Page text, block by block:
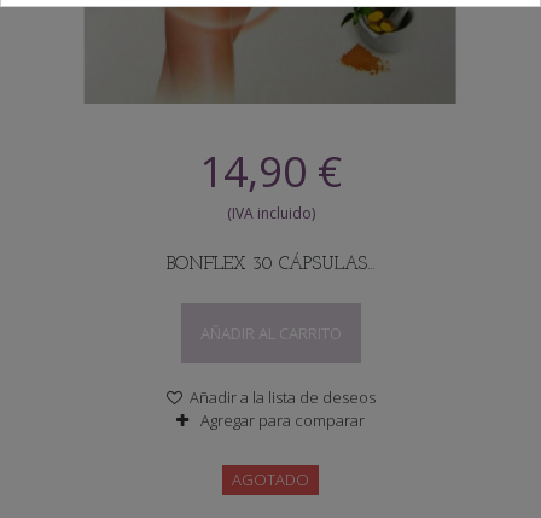
14,90 €
BONFLEX 30 CÁPSULAS...
AÑADIR AL CARRITO
Añadir a la lista de deseos
Agregar para comparar
AGOTADO